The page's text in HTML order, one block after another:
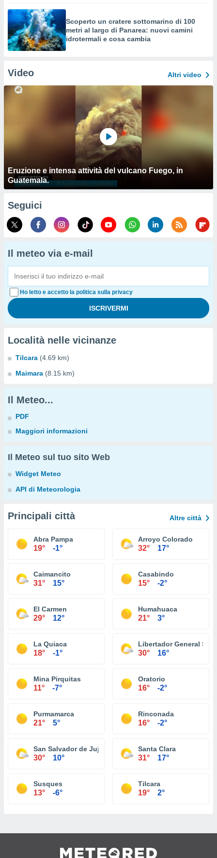
Scoperto un cratere sottomarino di 100
metri al largo di Panarea: nuovi camini
idrotermali e cosa cambia
Video Altri video
Eruzione e intensa attività del vulcano Fuego, in
Guatemala.
Seguici
Il meteo via e-mail
Ho letto e accetto la politica sulla privacy
Località nelle vicinanze
Tilcara (4.69 km)
Maimara (8.15 km)
Il Meteo...
PDF
Maggiori informazioni
Il Meteo sul tuo sito Web
Widget Meteo
API di Meteorologia
Principali città Altre città
Abra Pampa
19° -1°
Arroyo Colorado
32° 17°
Caimancito
31° 15°
Casabindo
15° -2°
El Carmen
29° 12°
Humahuaca
21° 3°
La Quiaca
18° -1°
Libertador General San
30° 16°
Mina Pirquitas
11° -7°
Oratorio
16° -2°
Purmamarca
21° 5°
Rinconada
16° -2°
San Salvador de Jujuy
30° 10°
Santa Clara
31° 17°
Susques
13° -6°
Tilcara
19° 2°